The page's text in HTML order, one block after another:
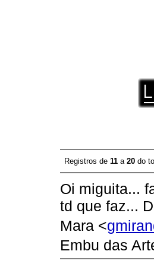
Registros de 11 a 20 do
Oi miguita...
td que faz...
Mara <
Embu das